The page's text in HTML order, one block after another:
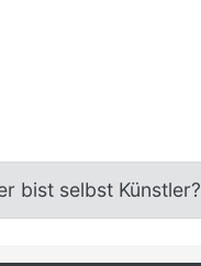
bist selbst Künstler?